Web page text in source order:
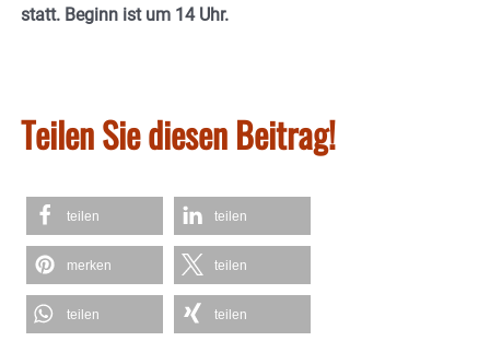
statt. Beginn ist um 14 Uhr.
Teilen Sie diesen Beitrag!
teilen teilen
merken teilen
teilen teilen